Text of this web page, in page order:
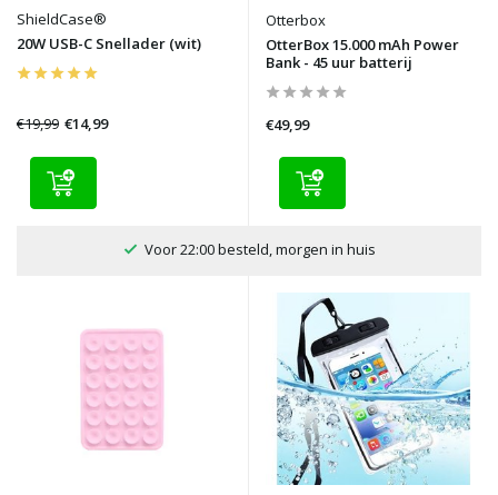
ShieldCase®
20W USB-C Snellader (wit)
€19,99 €14,99
Otterbox
OtterBox 15.000 mAh Power
Bank - 45 uur batterij
€49,99
100 dagen bedenktijd